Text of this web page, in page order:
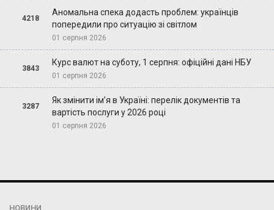
4218
Аномальна спека додасть проблем: українців
попередили про ситуацію зі світлом
01 серпня 2026
3843
Курс валют на суботу, 1 серпня: офіційні дані НБУ
01 серпня 2026
3287
Як змінити ім’я в Україні: перелік документів та
вартість послуги у 2026 році
01 серпня 2026
НОВИНИ